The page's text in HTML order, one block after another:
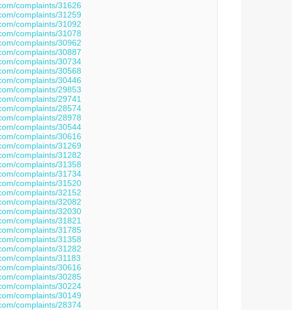
complaints/31626
complaints/31259
complaints/31092
complaints/31078
complaints/30962
complaints/30887
complaints/30734
complaints/30568
complaints/30446
complaints/29853
complaints/29741
complaints/28574
complaints/28978
complaints/30544
complaints/30616
complaints/31269
complaints/31282
complaints/31358
complaints/31734
complaints/31520
complaints/32152
complaints/32082
complaints/32030
complaints/31821
complaints/31785
complaints/31358
complaints/31282
complaints/31183
complaints/30616
complaints/30285
complaints/30224
complaints/30149
complaints/28374